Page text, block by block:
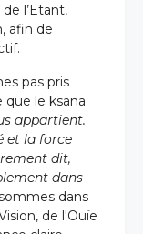
l’Etant,
afin de
pas pris
que le ksana
appartient.
et la force
dit,
dans
dans
de l'Ouïe